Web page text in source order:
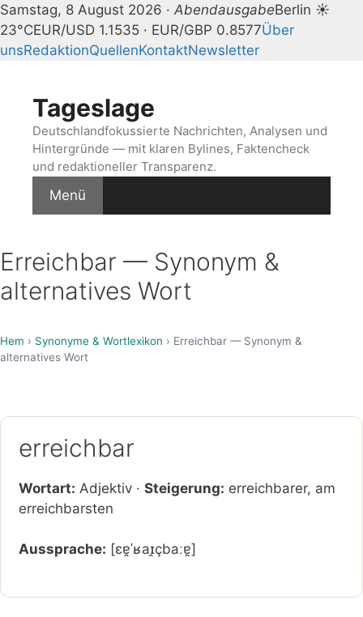
Samstag, 8 August 2026 · AbendausgabeBerlin ☀
23°CEUR/USD 1.1535 · EUR/GBP 0.8577Über
unsRedaktionQuellenKontaktNewsletter
springenTageslage
Deutschlandfokussierte Nachrichten, Analysen und
Hintergründe — mit klaren Bylines, Faktencheck
und redaktioneller Transparenz.
Menü
Erreichbar — Synonym &
alternatives Wort
Hem › Synonyme & Wortlexikon › Erreichbar — Synonym &
alternatives Wort
erreichbar
Wortart: Adjektiv · Steigerung: erreichbarer, am
erreichbarsten
Aussprache: [ɛɐ̯ˈʁaɪ̯çbaːɐ̯]